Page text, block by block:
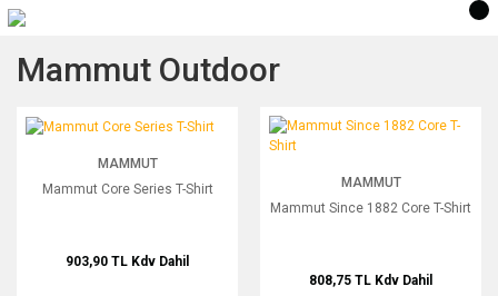
Mammut Outdoor
Mammut Core Series T-Shirt
MAMMUT
Mammut Core Series T-Shirt
903,90 TL Kdv Dahil
Mammut Since 1882 Core T-Shirt
MAMMUT
Mammut Since 1882 Core T-Shirt
808,75 TL Kdv Dahil